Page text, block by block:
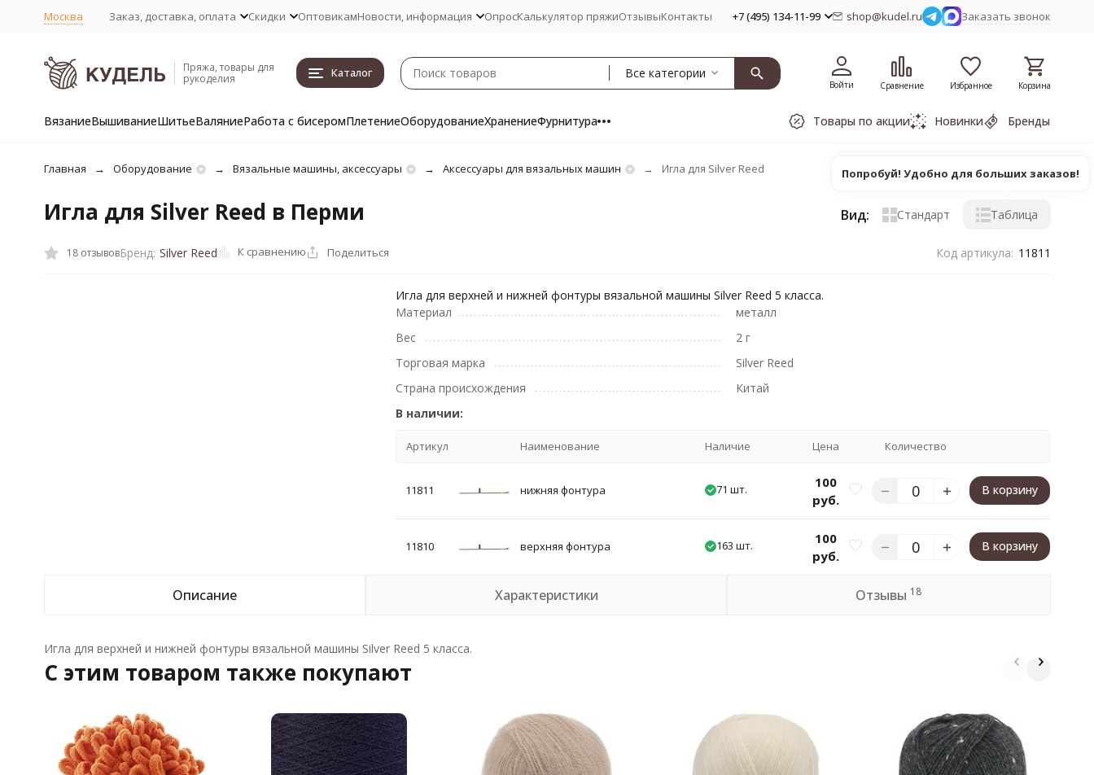
Москва Заказ, доставка, оплата Скидки ОптовикамНовости, информация ОпросКалькулятор пряжиОтзывыКонтакты +7 (495) 134-11-99 shop@kudel.ru Заказать звонок
Пряжа, товары для
рукоделия
Каталог Все категории
Войти Сравнение Избранное Корзина
ВязаниеВышиваниеШитьеВаляниеРабота с бисеромПлетениеОборудованиеХранениеФурнитура Товары по акции Новинки Бренды
Главная Оборудование Вязальные машины, аксессуары Аксессуары для вязальных машин Игла для Silver Reed
Игла для Silver Reed в Перми Вид: Стандарт Таблица
18 отзывовБренд: Silver Reed К сравнению Поделиться Код артикула: 11811
Игла для верхней и нижней фонтуры вязальной машины Silver Reed 5 класса.
Материал
металл
Вес
2 г
Торговая марка
Silver Reed
Страна происхождения
Китай
В наличии:
Артикул Наименование Наличие Цена Количество
11811 нижняя фонтура 71 шт.
100
руб.
В корзину
11810 верхняя фонтура 163 шт.
100
руб.
В корзину
Описание Характеристики Отзывы 18
Игла для верхней и нижней фонтуры вязальной машины Silver Reed 5 класса.
C этим товаром также покупают
Попробуй! Удобно для больших заказов!